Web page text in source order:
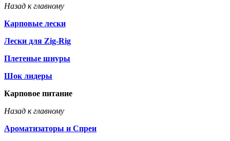
Назад к главному
Карповые лески
Лески для Zig-Rig
Плетеные шнуры
Шок лидеры
Карповое питание
Назад к главному
Ароматизаторы и Спреи